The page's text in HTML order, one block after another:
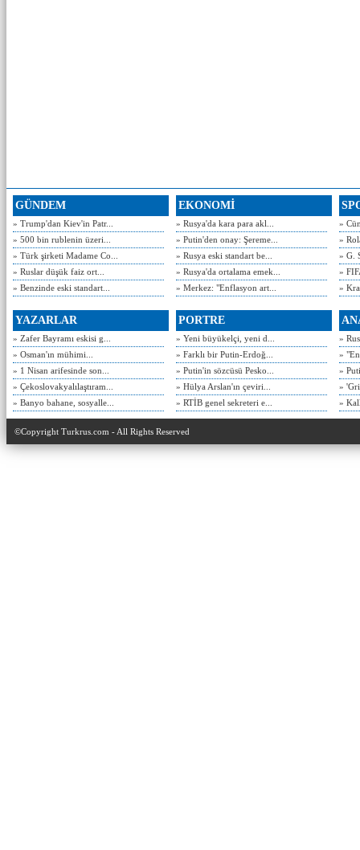
GÜNDEM
» Trump'dan Kiev'in Patr...
» 500 bin rublenin üzeri...
» Türk şirketi Madame Co...
» Ruslar düşük faiz ort...
» Benzinde eski standart...
EKONOMİ
» Rusya'da kara para akl...
» Putin'den onay: Şereme...
» Rusya eski standart be...
» Rusya'da ortalama emek...
» Merkez: "Enflasyon art...
»
»
» G.
»
»
YAZARLAR
» Zafer Bayramı eskisi g...
» Osman'ın mühimi...
» 1 Nisan arifesinde son...
» Çekoslovakyalılaştıram...
» Banyo bahane, sosyalle...
PORTRE
» Yeni büyükelçi, yeni d...
» Farklı bir Putin-Erdoğ...
» Putin'in sözcüsü Pesko...
» Hülya Arslan'ın çeviri...
» RTİB genel sekreteri e...
»
»
»
»
»
©Copyright Turkrus.com - All Rights Reserved